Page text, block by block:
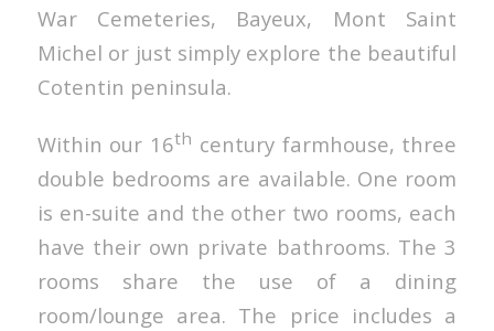
War Cemeteries, Bayeux, Mont Saint
Michel or just simply explore the beautiful
Cotentin peninsula.
Within our 16th century farmhouse, three
double bedrooms are available. One room
is en-suite and the other two rooms, each
have their own private bathrooms. The 3
rooms share the use of a dining
room/lounge area. The price includes a